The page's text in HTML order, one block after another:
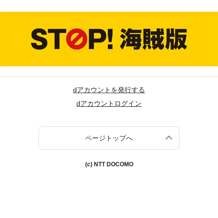
dアカウントを発行する
dアカウントログイン
ページトップへ
(c) NTT DOCOMO